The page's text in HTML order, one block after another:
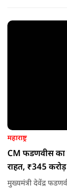
नेता या सांसद क्यों न
महाराष्ट्र
CM फडणवीस का
राहत, ₹345
मुख्यमंत्री देवेंद्र